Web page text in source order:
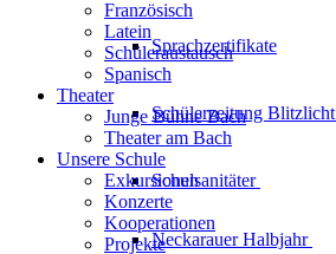
Sprachzertifikate
Schülerzeitung Blitzlicht
Schulsanitäter
NeckarauerHalbjahr
Französisch
Latein
Schüleraustausch
Spanisch
Theater
Junge Bühne Bach
Theater am Bach
Unsere Schule
Exkursionen
Konzerte
Kooperationen
Projekte